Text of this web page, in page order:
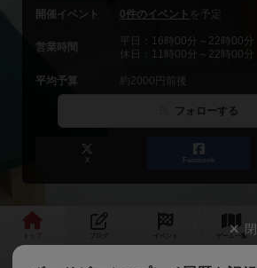
開催イベント 0件のイベント を予定
営業時間
平日：16時00分～22時00分
休日：11時00分～22時00分
平均予算 約2000円前後
フォローする
X Facebook
ゲーム 一覧